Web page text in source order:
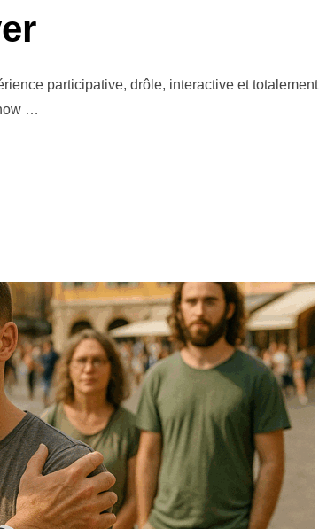
participative, drôle, interactive et totalement
…